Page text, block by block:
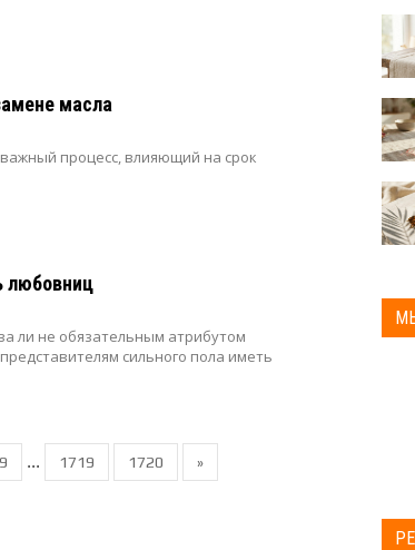
масла
процесс, влияющий на срок
любовниц
ли не обязательным атрибутом
сильного пола иметь
... 1719 1720 »